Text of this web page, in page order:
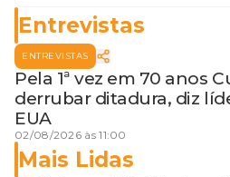
Entrevistas
ENTREVISTAS
Pela 1ª vez em 70 anos
derrubar ditadura, diz
EUA
02/08/2026 às 11:00
Mais Lidas